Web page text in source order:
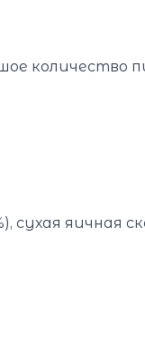
количество
сухая яичная